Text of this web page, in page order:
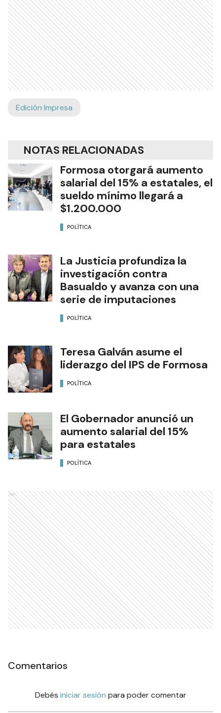
Edición Impresa
NOTAS RELACIONADAS
Formosa otorgará aumento
salarial del 15% a estatales, el
sueldo mínimo llegará a
$1.200.000
POLÍTICA
La Justicia profundiza la
investigación contra
Basualdo y avanza con una
serie de imputaciones
POLÍTICA
Teresa Galván asume el
liderazgo del IPS de Formosa
POLÍTICA
El Gobernador anunció un
aumento salarial del 15%
para estatales
POLÍTICA
Ads
Comentarios
Debés iniciar sesión para poder comentar